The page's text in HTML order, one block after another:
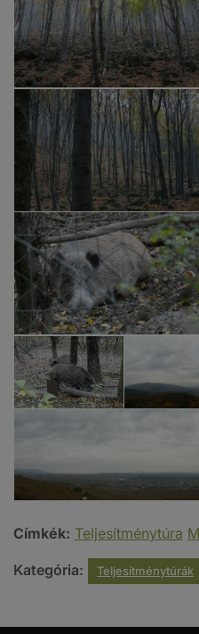
Címkék: Teljesítménytúra
Kategória: Teljesítménytúrák